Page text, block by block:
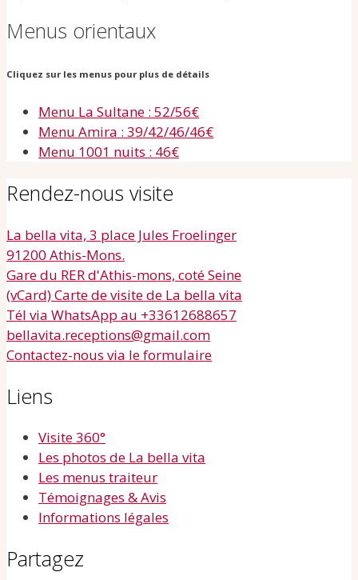
Menus orientaux
Cliquez sur les menus pour plus de détails
Menu La Sultane : 52/56€
Menu Amira : 39/42/46/46€
Menu 1001 nuits : 46€
Rendez-nous visite
La bella vita, 3 place Jules Froelinger
91200 Athis-Mons.
Gare du RER d'Athis-mons, coté Seine
(vCard) Carte de visite de La bella vita
Tél via WhatsApp au +33612688657
bellavita.receptions@gmail.com
Contactez-nous via le formulaire
Liens
Visite 360°
Les photos de La bella vita
Les menus traiteur
Témoignages & Avis
Informations légales
Partagez